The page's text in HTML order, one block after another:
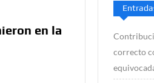
en la
correcto